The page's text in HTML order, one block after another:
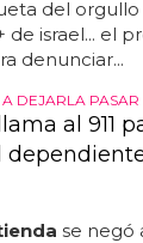
del
israel... el
denunciar...
DEJARLA
al 911
se negó